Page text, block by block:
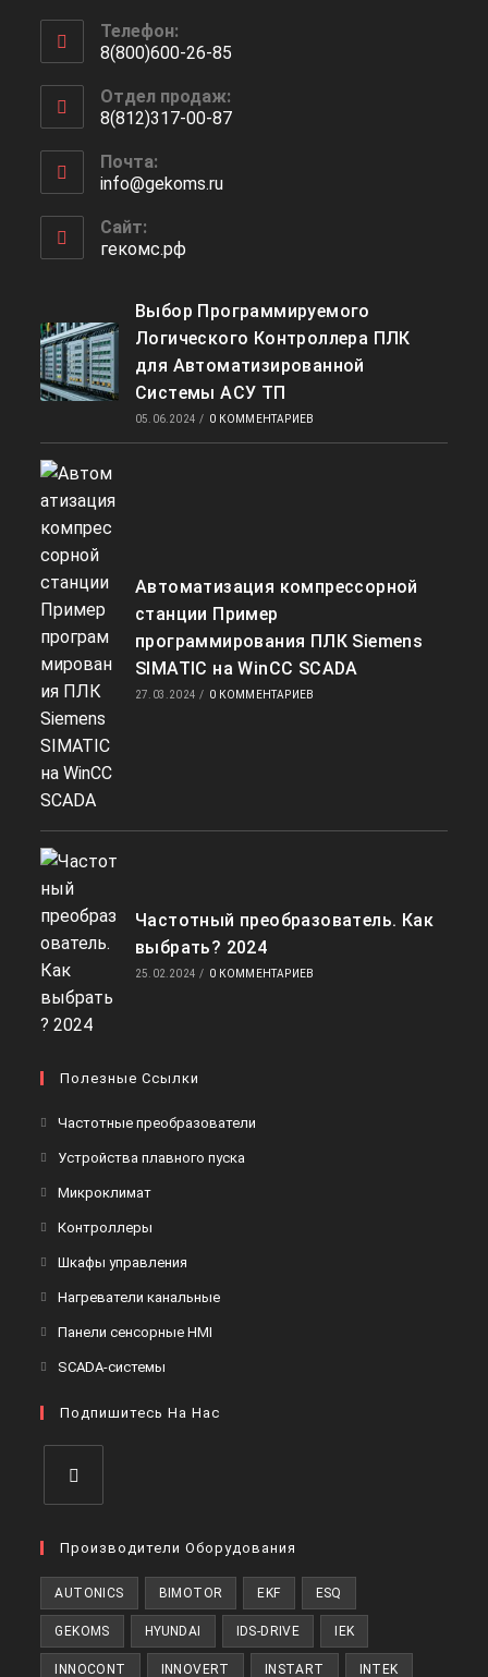
Телефон:
8(800)600-26-85
в
вашем
приложении
Отдел продаж:
8(812)317-00-87
в
вашем
приложении
Почта:
info@gekoms.ruОткроется
Сайт:
гекомс.рф
Выбор Программируемого
Логического Контроллера ПЛК
для Автоматизированной
Системы АСУ ТП
05.06.2024 / 0 КОММЕНТАРИЕВ
Автоматизация компрессорной
станции Пример
программирования ПЛК Siemens
SIMATIC на WinCC SCADA
27.03.2024 / 0 КОММЕНТАРИЕВ
Частотный преобразователь. Как
выбрать? 2024
25.02.2024 / 0 КОММЕНТАРИЕВ
Полезные Ссылки
Частотные преобразователи
Устройства плавного пуска
МикроклиматОткроется
вкладке
Контроллеры
вкладке
Шкафы управления
вкладке
Нагреватели канальныеОткроется
Панели сенсорные HMI
вкладке
SCADA-системы
новой
Подпишитесь На Нас
в
вкладке
Производители Оборудования
AUTONICS BIMOTOR EKF ESQ
GEKOMS HYUNDAI IDS-DRIVE IEK
INNOCONT INNOVERT INSTART INTEK